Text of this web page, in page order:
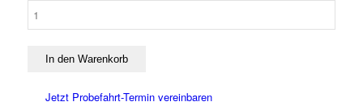
SHIMANO
In den Warenkorb
Jetzt Probefahrt-Termin vereinbaren